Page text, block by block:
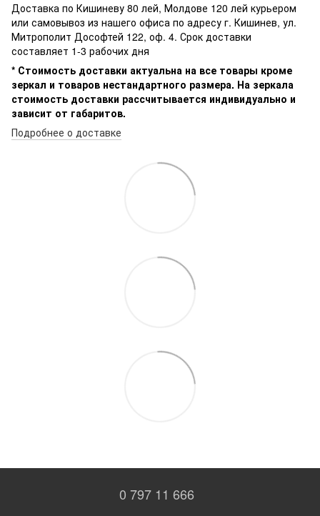
Доставка по Кишиневу 80 лей, Молдове 120 лей курьером
или самовывоз из нашего офиса по адресу г. Кишинев, ул.
Митрополит Дософтей 122, оф. 4. Срок доставки
составляет 1-3 рабочих дня
* Стоимость доставки актуальна на все товары кроме
зеркал и товаров нестандартного размера. На зеркала
стоимость доставки рассчитывается индивидуально и
зависит от габаритов.
Подробнее о доставке
0 797 11 666